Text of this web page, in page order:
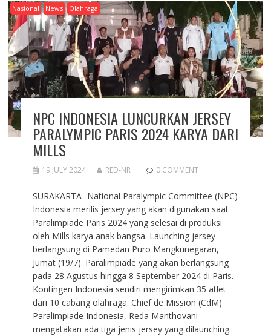
Nasional News Olahraga
NPC INDONESIA LUNCURKAN JERSEY
PARALYMPIC PARIS 2024 KARYA DARI
MILLS
19 JULY 2024 RED-NR 0 COMMENT
SURAKARTA- National Paralympic Committee (NPC)
Indonesia merilis jersey yang akan digunakan saat
Paralimpiade Paris 2024 yang selesai di produksi
oleh Mills karya anak bangsa. Launching jersey
berlangsung di Pamedan Puro Mangkunegaran,
Jumat (19/7). Paralimpiade yang akan berlangsung
pada 28 Agustus hingga 8 September 2024 di Paris.
Kontingen Indonesia sendiri mengirimkan 35 atlet
dari 10 cabang olahraga. Chief de Mission (CdM)
Paralimpiade Indonesia, Reda Manthovani
mengatakan ada tiga jenis jersey yang dilaunching.